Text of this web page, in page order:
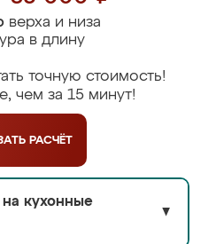
верха и низа
в длину
точную стоимость!
чем за 15 минут!
РАСЧЁТ
на кухонные
▼